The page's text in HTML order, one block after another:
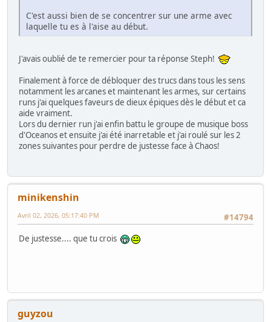
C'est aussi bien de se concentrer sur une arme avec
laquelle tu es à l'aise au début.
J'avais oublié de te remercier pour ta réponse Steph!
Finalement à force de débloquer des trucs dans tous les sens
notamment les arcanes et maintenant les armes, sur certains
runs j'ai quelques faveurs de dieux épiques dès le début et ca
aide vraiment.
Lors du dernier run j'ai enfin battu le groupe de musique boss
d'Oceanos et ensuite j'ai été inarretable et j'ai roulé sur les 2
zones suivantes pour perdre de justesse face à Chaos!
minikenshin
#14794
Avril 02, 2026, 05:17:40 PM
De justesse.... que tu crois
guyzou